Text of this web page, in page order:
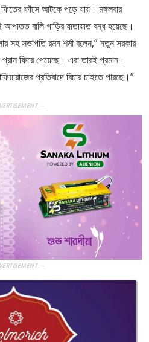
ফিতের ফাঁসে আটকে পড়ে যায়। মঙ্গলবার
বালি গাড়ির যাতায়াত বন্ধ হয়েছে।
সহ সভাপতি রমন শর্মা বলেন,” নতুন সরকার
ফিরে পেয়েছে। এরা তারই প্রমান।
প্রতিবাদে বিচার চাইতে পারছে।”
—
—